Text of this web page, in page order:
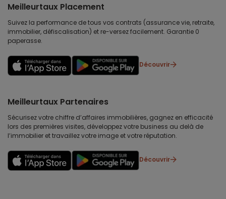
Meilleurtaux Placement
Suivez la performance de tous vos contrats (assurance vie, retraite,
immobilier, défiscalisation) et re-versez facilement. Garantie 0
paperasse.
Découvrir
Meilleurtaux Partenaires
Sécurisez votre chiffre d’affaires immobilières, gagnez en efficacité
lors des premières visites, développez votre business au delà de
l’immobilier et travaillez votre image et votre réputation.
Découvrir